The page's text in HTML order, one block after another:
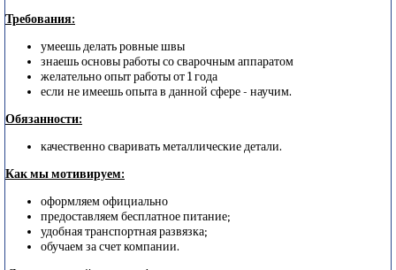
Требования:
умеешь делать ровные швы
знаешь основы работы со сварочным аппаратом
желательно опыт работы от 1 года
если не имеешь опыта в данной сфере - научим.
Обязанности:
качественно сваривать металлические детали.
Как мы мотивируем:
оформляем официально
предоставляем бесплатное питание;
удобная транспортная развязка;
обучаем за счет компании.